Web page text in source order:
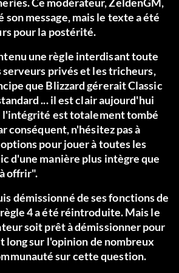
son message, mais le texte a été
pour la postérité.
une règle interdisant toute
serveurs privés et les tricheurs,
que Blizzard gérerait Classic
... il est clair aujourd'hui
l'intégrité est totalement tombé
conséquent, n'hésitez pas à
pour jouer à toutes les
d'une manière plus intègre que
offrir".
démissionné de ses fonctions de
4 a été réintroduite. Mais le
soit prêt à démissionner pour
long sur l'opinion de nombreux
sur cette question.